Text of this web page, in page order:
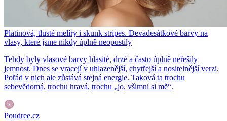
Platinová, tlusté melíry i skunk stripes. Devadesátkové barvy na
vlasy, které jsme nikdy úplně neopustily
Tehdy byly vlasové barvy hlasité, drzé a často úplně neřešily
jemnost. Dnes se vracejí v uhlazenější, chytřejší a nositelnější verzi.
Pořád v nich ale zůstává stejná energie. Taková ta trochu
sebevědomá, trochu hravá, trochu „jo, všimni si mě“.
Poudree.cz